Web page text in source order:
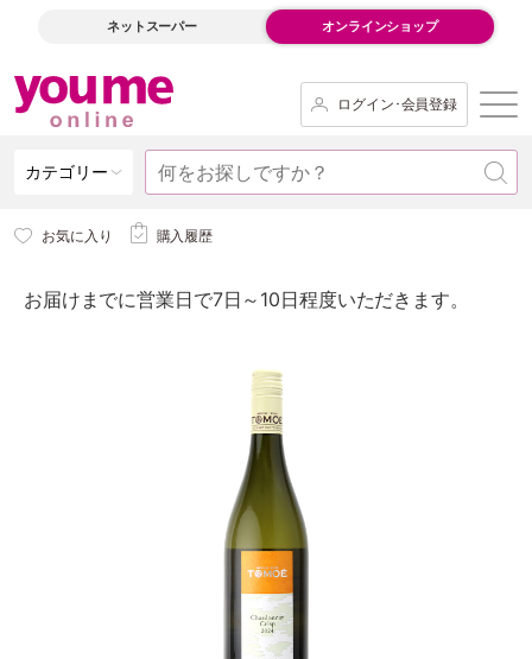
ネットスーパー オンラインショップ
ログイン･会員登録
カテゴリー
お気に入り 購入履歴
お届けまでに営業日で7日～10日程度いただきます。